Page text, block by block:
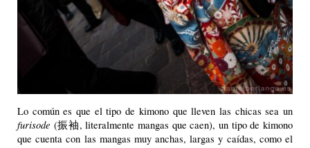
Lo común es que el tipo de kimono que lleven las chicas sea un
furisode (振袖, literalmente mangas que caen), un tipo de kimono
que cuenta con las mangas muy anchas, largas y caídas, como el